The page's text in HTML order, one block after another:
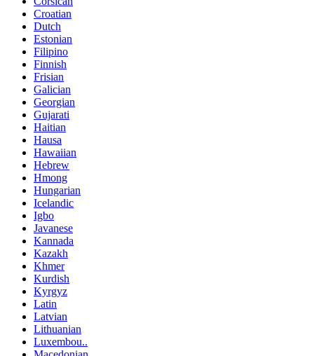
Croatian
Dutch
Estonian
Filipino
Finnish
Frisian
Galician
Georgian
Gujarati
Haitian
Hausa
Hawaiian
Hebrew
Hmong
Hungarian
Icelandic
Igbo
Javanese
Kannada
Kazakh
Khmer
Kurdish
Kyrgyz
Latin
Latvian
Lithuanian
Luxembou..